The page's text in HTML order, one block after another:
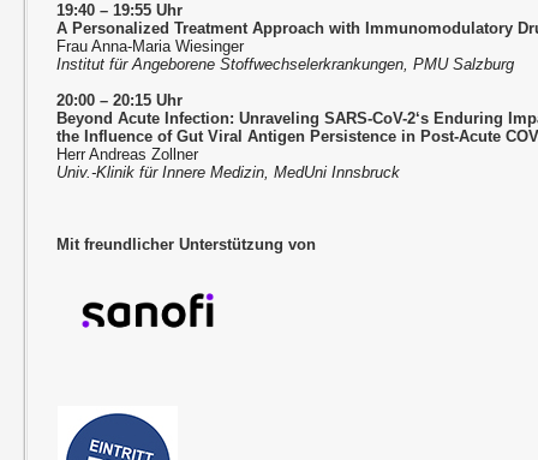
19:40 – 19:55 Uhr
A Personalized Treatment Approach with Immunomodulatory
Frau Anna-Maria Wiesinger
Institut für Angeborene Stoffwechselerkrankungen, PMU Salzburg
20:00 – 20:15 Uhr
Beyond Acute Infection: Unraveling SARS-CoV-2‘s Enduring
the Influence of Gut Viral Antigen Persistence in Post-Acute
Herr Andreas Zollner
Univ.-Klinik für Innere Medizin, MedUni Innsbruck
Mit freundlicher Unterstützung von